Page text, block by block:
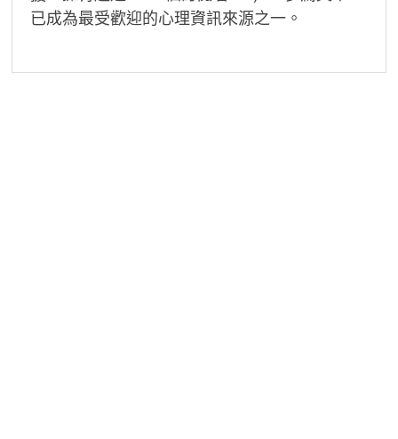
已成為最受歡迎的心理資訊來源之一。